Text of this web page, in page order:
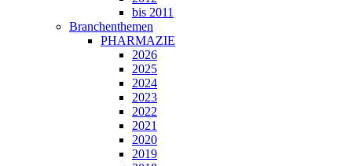
bis 2011
Branchenthemen
PHARMAZIE
2026
2025
2024
2023
2022
2021
2020
2019